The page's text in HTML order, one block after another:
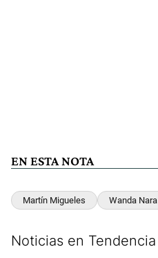
EN ESTA NOTA
Martín Migueles Wanda Nara
Noticias en Tendencia